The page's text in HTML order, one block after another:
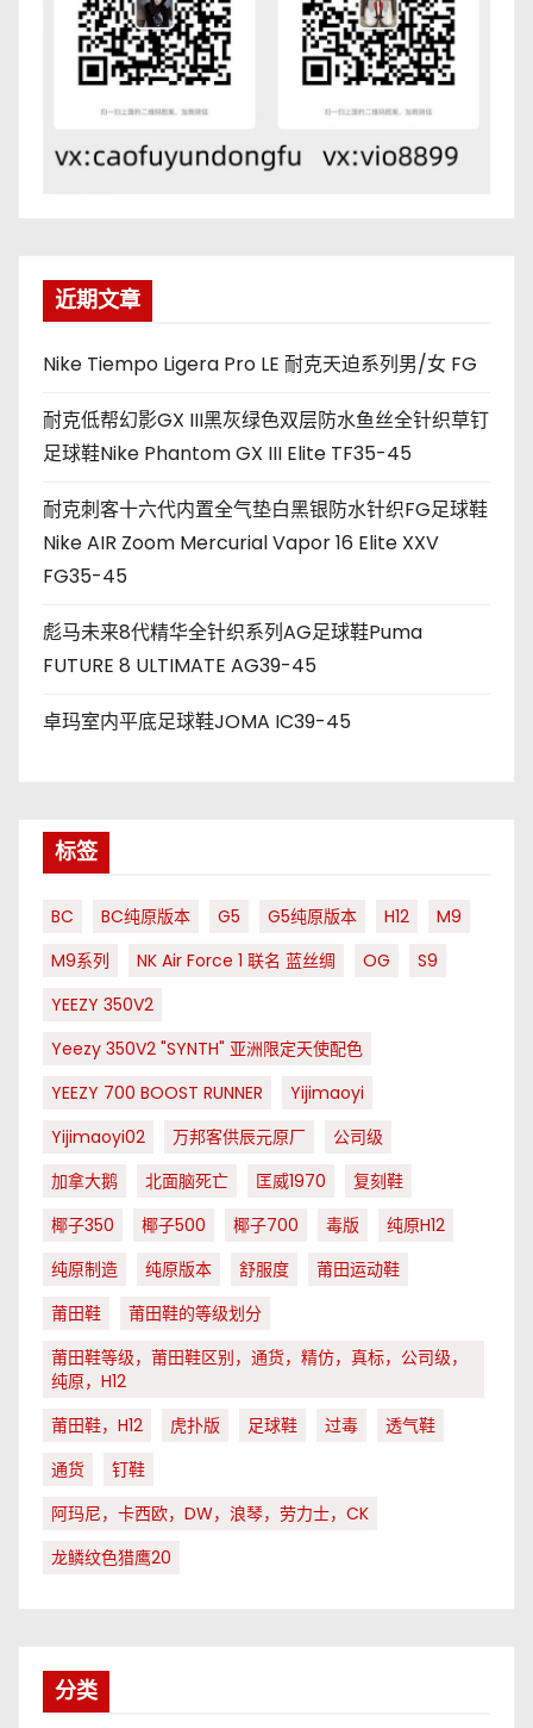
近期文章
Nike Tiempo Ligera Pro LE 耐克天迫系列男/女 FG
耐克低帮幻影GX III黑灰绿色双层防水鱼丝全针织草钉
足球鞋Nike Phantom GX III Elite TF35-45
耐克刺客十六代内置全气垫白黑银防水针织FG足球鞋
Nike AIR Zoom Mercurial Vapor 16 Elite XXV
FG35-45
彪马未来8代精华全针织系列AG足球鞋Puma
FUTURE 8 ULTIMATE AG39-45
卓玛室内平底足球鞋JOMA IC39-45
标签
BC BC纯原版本 G5 G5纯原版本 H12
M9
M9系列
NK Air Force 1 联名 蓝丝绸 OG
S9
YEEZY 350V2
Yeezy 350V2 "SYNTH" 亚洲限定天使配色
YEEZY 700 BOOST RUNNER
Yijimaoyi
Yijimaoyi02
万邦客供辰元原厂
公司级
加拿大鹅
北面脑死亡 匡威1970
复刻鞋
椰子350
椰子500 椰子700 毒版
纯原H12
纯原制造
纯原版本 舒服度
莆田运动鞋
莆田鞋
莆田鞋的等级划分
莆田鞋等级，莆田鞋区别，通货，精仿，真标，公司级，
纯原，H12
莆田鞋，H12
虎扑版 足球鞋 过毒
透气鞋
通货
钉鞋
阿玛尼，卡西欧，DW，浪琴，劳力士，CK
龙鳞纹色猎鹰20
分类